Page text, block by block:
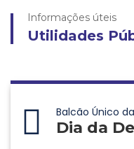
Informações úteis
Utilidades
Balcão Único
Dia da